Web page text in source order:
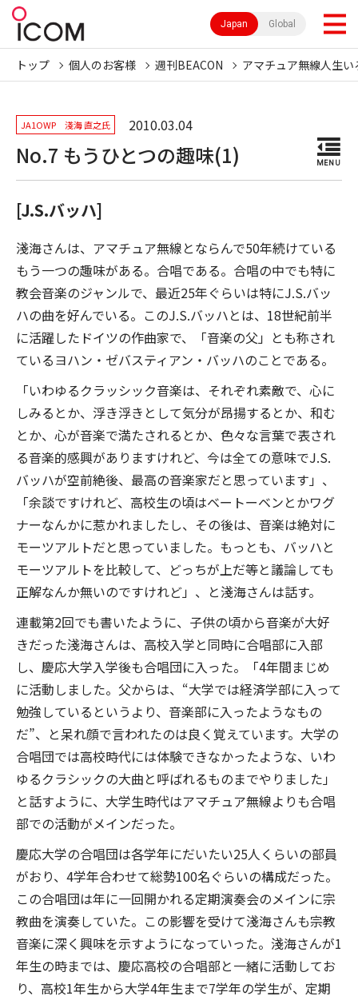
Japan Global
トップ 個人のお客様 週刊BEACON アマチュア無線人生い
JA1OWP 淺海 直之氏 2010.03.04
No.7 もうひとつの趣味(1) MENU
[J.S.バッハ]
淺海さんは、アマチュア無線とならんで50年続けている
もう一つの趣味がある。合唱である。合唱の中でも特に
教会音楽のジャンルで、最近25年ぐらいは特にJ.S.バッ
ハの曲を好んでいる。このJ.S.バッハとは、18世紀前半
に活躍したドイツの作曲家で、「音楽の父」とも称され
ているヨハン・ゼバスティアン・バッハのことである。
「いわゆるクラッシック音楽は、それぞれ素敵で、心に
しみるとか、浮き浮きとして気分が昂揚するとか、和む
とか、心が音楽で満たされるとか、色々な言葉で表され
る音楽的感興がありますけれど、今は全ての意味でJ.S.
バッハが空前絶後、最高の音楽家だと思っています」、
「余談ですけれど、高校生の頃はベートーベンとかワグ
ナーなんかに惹かれましたし、その後は、音楽は絶対に
モーツアルトだと思っていました。もっとも、バッハと
モーツアルトを比較して、どっちが上だ等と議論しても
正解なんか無いのですけれど」、と淺海さんは話す。
連載第2回でも書いたように、子供の頃から音楽が大好
きだった淺海さんは、高校入学と同時に合唱部に入部
し、慶応大学入学後も合唱団に入った。「4年間まじめ
に活動しました。父からは、“大学では経済学部に入って
勉強しているというより、音楽部に入ったようなもの
だ”、と呆れ顔で言われたのは良く覚えています。大学の
合唱団では高校時代には体験できなかったような、いわ
ゆるクラシックの大曲と呼ばれるものまでやりました」
と話すように、大学生時代はアマチュア無線よりも合唱
部での活動がメインだった。
慶応大学の合唱団は各学年にだいたい25人くらいの部員
がおり、4学年合わせて総勢100名ぐらいの構成だった。
この合唱団は年に一回開かれる定期演奏会のメインに宗
教曲を演奏していた。この影響を受けて淺海さんも宗教
音楽に深く興味を示すようになっていった。淺海さんが1
年生の時までは、慶応高校の合唱部と一緒に活動してお
り、高校1年生から大学4年生まで7学年の学生が、定期